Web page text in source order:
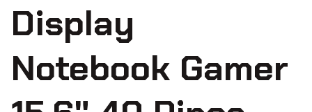
Display
Notebook Gamer